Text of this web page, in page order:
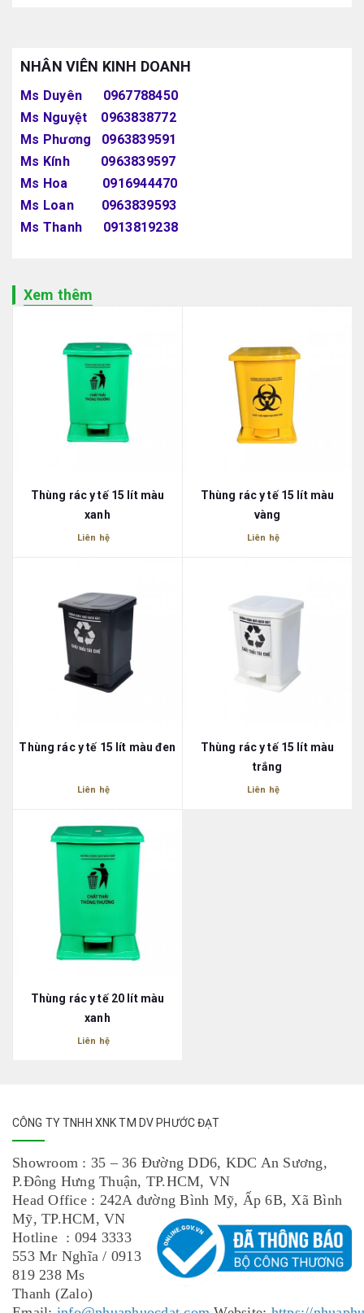
NHÂN VIÊN KINH DOANH
Ms Duyên 0967788450
Ms Nguyệt 0963838772
Ms Phương 0963839591
Ms Kính 0963839597
Ms Hoa 0916944470
Ms Loan 0963839593
Ms Thanh 0913819238
Xem thêm
Thùng rác y tế 15 lít màu
xanh
Liên hệ
Thùng rác y tế 15 lít màu
vàng
Liên hệ
Thùng rác y tế 15 lít màu đen
Liên hệ
Thùng rác y tế 15 lít màu
trắng
Liên hệ
Thùng rác y tế 20 lít màu
xanh
Liên hệ
CÔNG TY TNHH XNK TM DV PHƯỚC ĐẠT
Showroom : 35 – 36 Đường DD6, KDC An Sương,
P.Đông Hưng Thuận, TP.HCM, VN
Head Office : 242A đường Bình Mỹ, Ấp 6B, Xã Bình
Mỹ, TP.HCM, VN
Hotline : 094 3333
553 Mr Nghĩa / 0913
819 238 Ms
Thanh (Zalo)